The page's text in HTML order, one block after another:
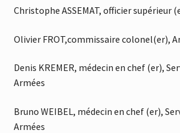
Christophe ASSEMAT, officier supérieur
Olivier FROT,commissaire colonel(er),
Denis KREMER, médecin en chef (er),
Armées
Bruno WEIBEL, médecin en chef (er),
Armées